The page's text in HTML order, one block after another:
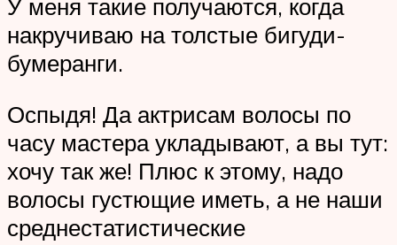
У меня такие получаются, когда
накручиваю на толстые бигуди-
бумеранги.
Оспыдя! Да актрисам волосы по
часу мастера укладывают, а вы тут:
хочу так же! Плюс к этому, надо
волосы густющие иметь, а не наши
среднестатистические